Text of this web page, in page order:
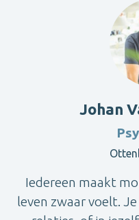
Johan
Iedereen maakt
leven zwaar voelt.